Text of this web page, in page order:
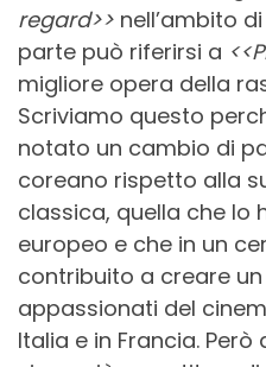
regard>> nell’ambito di
parte può riferirsi a
migliore opera della
Scriviamo questo
notato un cambio di
coreano rispetto alla
classica, quella che lo
europeo e che in un
contribuito a creare
appassionati del
Italia e in Francia.